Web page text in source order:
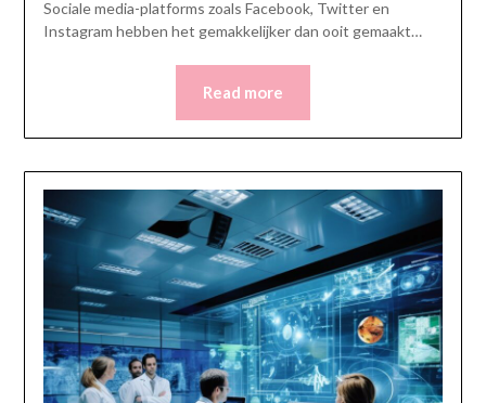
Sociale media-platforms zoals Facebook, Twitter en
Instagram hebben het gemakkelijker dan ooit gemaakt…
Read more